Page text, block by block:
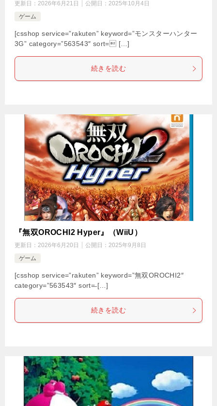
更新日： 2026年6月21日 公開日： 2025年10月4日
ゲーム
[csshop service=”rakuten” keyword=”モンスターハンター
3G” category=”563543″ sort= […]
続きを読む
『無双OROCHI2 Hyper』（WiiU）
更新日： 2026年6月20日 公開日： 2025年9月8日
ゲーム
[csshop service=”rakuten” keyword=”無双OROCHI2″
category=”563543″ sort=̶ […]
続きを読む